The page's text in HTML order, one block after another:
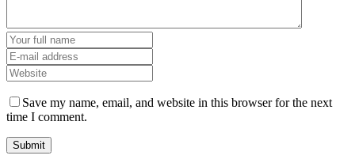
Save my name, email, and website in this browser for the next
time I comment.